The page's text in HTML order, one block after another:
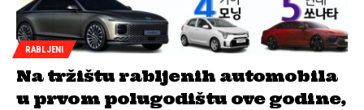
RABLJENI
Na tržištu rabljenih automobila
u prvom polugodištu ove godine,